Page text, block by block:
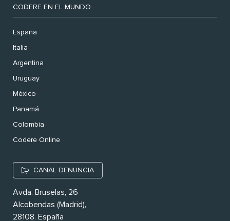
CODERE EN EL MUNDO
España
Italia
Argentina
Uruguay
México
Panamá
Colombia
Codere Online
CANAL DENUNCIA
Avda. Bruselas, 26
Alcobendas (Madrid),
28108. España